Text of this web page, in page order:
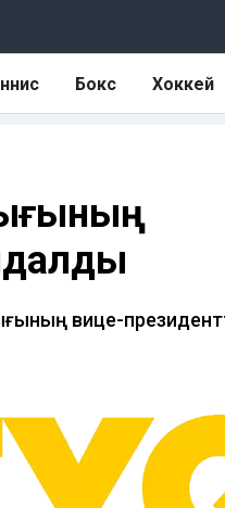
Бокс Хоккей
вице-